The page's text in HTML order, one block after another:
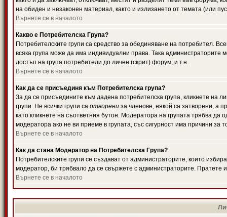
на обиден и незаконен материал, както и излизането от темата (или
Върнете се в началото
Какво е Потребителска Група?
Потребителските групи са средство за обединяване на потребител.
всяка група може да има индивидуални права. Така
достъп на група потребители до личен (скрит) форум, и т.н.
Върнете се в началото
Как да се присъединя към Потребителска група?
За да се присъедините към дадена потребителска група, кликнете на
групи. Не всички групи са отворени за членове, някой са затворени, а
като кликнете на съответния бутон. Модератора на групата трябва
модератора ако не ви приеме в групата, със сигурност има причини за
Върнете се в началото
Как да стана Модератор на Потребителска Група?
Потребителските групи се създават от администраторите, които
модератор, би трябвало да се свържете с администраторите.
Върнете се в началото